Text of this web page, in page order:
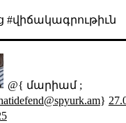
#վիճակագրութիւն
@{ մարիամ ;
}